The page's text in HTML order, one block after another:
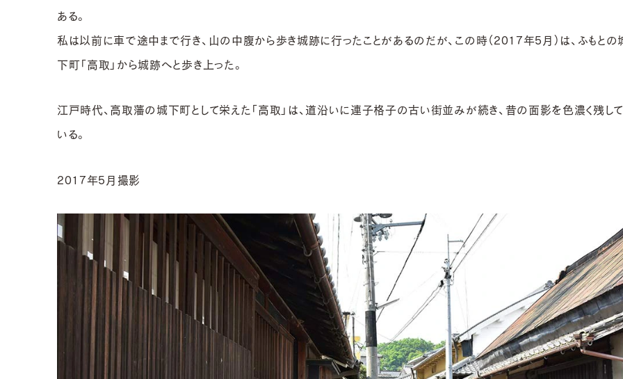
ある。
私は以前に車で途中まで行き、山の中腹から歩き城跡に行ったことがあるのだが、この時（2017年5月）は、ふもとの
下町「高取」から城跡へと歩き上った。
江戸時代、高取藩の城下町として栄えた「高取」は、道沿いに連子格子の古い街並みが続き、昔の面影を色濃く残し
いる。
2017年5月撮影